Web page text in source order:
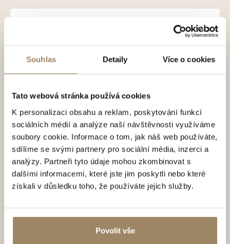
Souhlas Detaily Více o cookies
Tato webová stránka používá cookies
K personalizaci obsahu a reklam, poskytování funkcí
sociálních médií a analýze naší návštěvnosti využíváme
soubory cookie. Informace o tom, jak náš web používáte,
sdílíme se svými partnery pro sociální média, inzerci a
analýzy. Partneři tyto údaje mohou zkombinovat s
dalšími informacemi, které jste jim poskytli nebo které
získali v důsledku toho, že používáte jejich služby.
Povolit vše
Vaše osobní údaje zpracováváme v souladu seZásadami
pro zpracování a ochranu osobních údajů, v nichž
naleznete také potřebné podrobnosti o vašich právech
Přeji si odebírat novinky a souhlasím se zasíláním